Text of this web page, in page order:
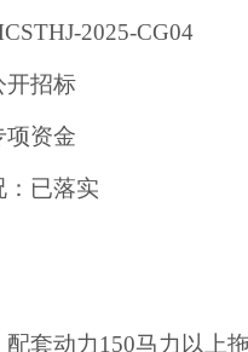
2025-CG04
开招标
项资金
：已落实
套动力150马力以上